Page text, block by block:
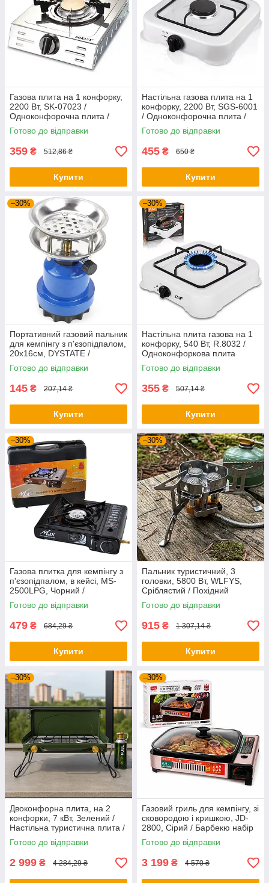
Газова плита на 1 конфорку,
2200 Вт, SK-07023 /
Одноконфорочна плита /
Настільна плита для кемпінгу
Готово до відправки
359 ₴ 512,86 ₴
Купити
Настільна газова плита на 1
конфорку, 2200 Вт, SGS-6001
/ Одноконфорочна плита /
Плита для кемпінгу
Готово до відправки
455 ₴ 650 ₴
Купити
–30%
Портативний газовий пальник
для кемпінгу з п'єзопідпалом,
20х16см, DYSTATE /
Туристична газова плита
Готово до відправки
145 ₴ 207,14 ₴
Купити
–30%
Настільна плита газова на 1
конфорку, 540 Вт, R.8032 /
Одноконфоркова плита
портативна / Плита для
кемпінгу
Готово до відправки
355 ₴ 507,14 ₴
Купити
–30%
Газова плитка для кемпінгу з
п'єзопідпалом, в кейсі, MS-
2500LPG, Чорний /
Портативна газова плита /
Газова плитка похідна
Готово до відправки
479 ₴ 684,29 ₴
Купити
–30%
Пальник туристичний, 3
головки, 5800 Вт, WLFYS,
Сріблястий / Похідний
пальник / Складний газовий
пальник для кемпінгу
Готово до відправки
915 ₴ 1 307,14 ₴
Купити
–30%
Двоконфорна плита, на 2
конфорки, 7 кВт, Зелений /
Настільна туристична плита /
Портативна газова плита для
кемпінгу
Готово до відправки
2 999 ₴ 4 284,29 ₴
–30%
Газовий гриль для кемпінгу, зі
сковородою і кришкою, JD-
2800, Сірий / Барбекю набір
для кемпінгу / Портативна
газова плита
Готово до відправки
3 199 ₴ 4 570 ₴